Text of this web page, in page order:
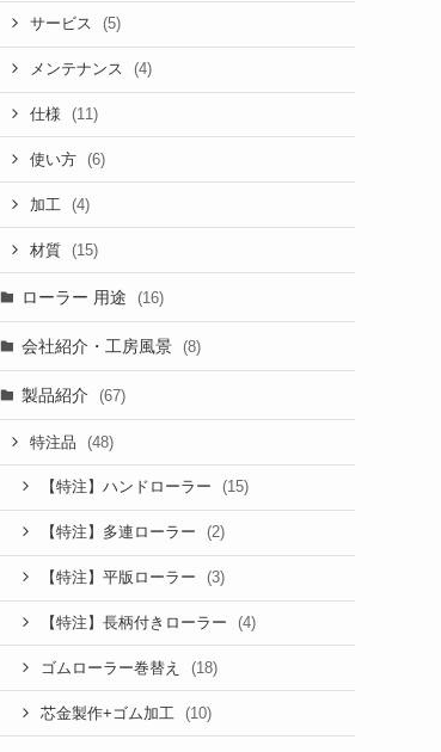
サービス (5)
メンテナンス (4)
仕様 (11)
使い方 (6)
加工 (4)
材質 (15)
ローラー 用途 (16)
会社紹介・工房風景 (8)
製品紹介 (67)
特注品 (48)
【特注】ハンドローラー (15)
【特注】多連ローラー (2)
【特注】平版ローラー (3)
【特注】長柄付きローラー (4)
ゴムローラー巻替え (18)
芯金製作+ゴム加工 (10)